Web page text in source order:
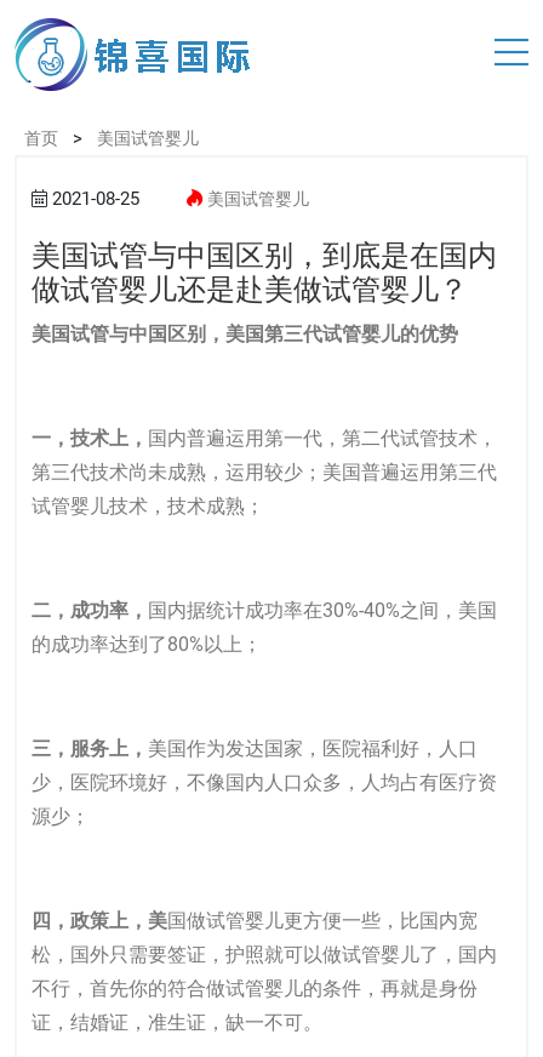
首页 > 美国试管婴儿
2021-08-25 美国试管婴儿
美国试管与中国区别，到底是在国内
做试管婴儿还是赴美做试管婴儿？
美国试管与中国区别，美国第三代试管婴儿的优势
一，技术上， 国内普遍运用第一代，第二代试管技术，
第三代技术尚未成熟，运用较少；美国普遍运用第三代
试管婴儿技术，技术成熟；
二，成功率， 国内据统计成功率在30%-40%之间，美国
的成功率达到了80%以上；
三，服务上， 美国作为发达国家，医院福利好，人口
少，医院环境好，不像国内人口众多，人均占有医疗资
源少；
四，政策上，美国做试管婴儿更方便一些，比国内宽
松，国外只需要签证，护照就可以做试管婴儿了，国内
不行，首先你的符合做试管婴儿的条件，再就是身份
证，结婚证，准生证，缺一不可。